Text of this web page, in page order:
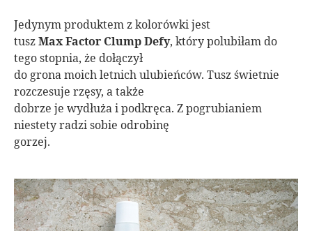
Jedynym produktem z kolorówki jest
tuszMax Factor Clump Defy, który polubiłam do
tego stopnia, że dołączył
do grona moich letnich ulubieńców. Tusz świetnie
rozczesuje rzęsy, a także
dobrze je wydłuża i podkręca. Z pogrubianiem
niestety radzi sobie odrobinę
gorzej.